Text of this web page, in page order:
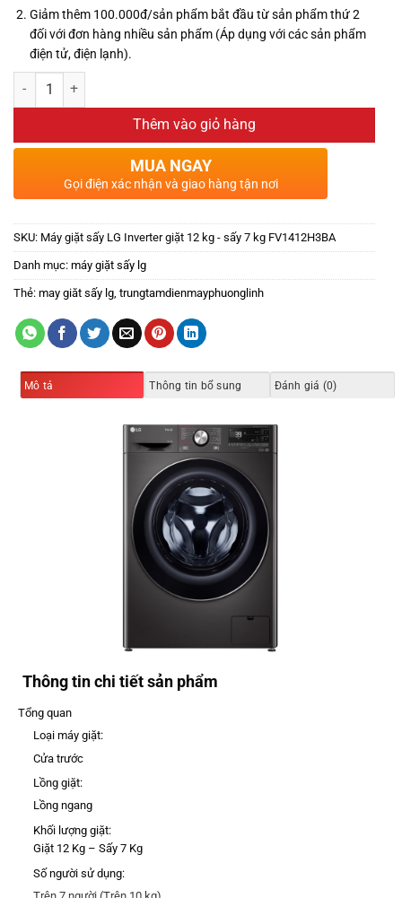
Giảm thêm 100.000đ/sản phẩm bắt đầu từ sản phẩm thứ 2
đối với đơn hàng nhiều sản phẩm (Áp dụng với các sản phẩm
điện tử, điện lạnh).
Thêm vào giỏ hàng
MUA NGAY
Gọi điện xác nhận và giao hàng tận nơi
SKU: Máy giặt sấy LG Inverter giặt 12 kg - sấy 7 kg FV1412H3BA
Danh mục: máy giặt sấy lg
Thẻ: may giăt sấy lg, trungtamdienmayphuonglinh
Mô tả Thông tin bổ sung Đánh giá (0)
Thông tin chi tiết sản phẩm
Tổng quan
Loại máy giặt:
Cửa trước
Lồng giặt:
Lồng ngang
Khối lượng giặt:
Giặt 12 Kg – Sấy 7 Kg
Số người sử dụng: